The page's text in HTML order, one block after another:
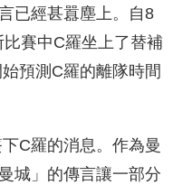
已經甚囂塵上。自8
賽中C羅坐上了替補
預測C羅的離隊時間
C羅的消息。作為曼
城」的傳言讓一部分